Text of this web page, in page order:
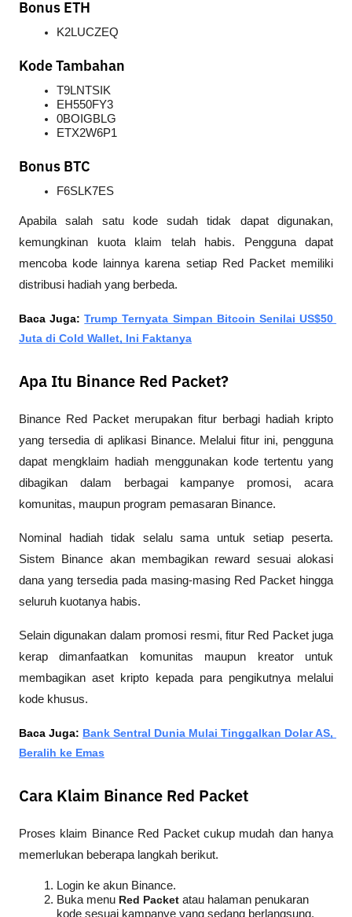
Bonus ETH
K2LUCZEQ
Kode Tambahan
T9LNTSIK
EH550FY3
0BOIGBLG
ETX2W6P1
Bonus BTC
F6SLK7ES
Apabila salah satu kode sudah tidak dapat digunakan,
kemungkinan kuota klaim telah habis. Pengguna dapat
mencoba kode lainnya karena setiap Red Packet memiliki
distribusi hadiah yang berbeda.
Baca Juga: Trump Ternyata Simpan Bitcoin Senilai US$50
Juta di Cold Wallet, Ini Faktanya
Apa Itu Binance Red Packet?
Binance Red Packet merupakan fitur berbagi hadiah kripto
yang tersedia di aplikasi Binance. Melalui fitur ini, pengguna
dapat mengklaim hadiah menggunakan kode tertentu yang
dibagikan dalam berbagai kampanye promosi, acara
komunitas, maupun program pemasaran Binance.
Nominal hadiah tidak selalu sama untuk setiap peserta.
Sistem Binance akan membagikan reward sesuai alokasi
dana yang tersedia pada masing-masing Red Packet hingga
seluruh kuotanya habis.
Selain digunakan dalam promosi resmi, fitur Red Packet juga
kerap dimanfaatkan komunitas maupun kreator untuk
membagikan aset kripto kepada para pengikutnya melalui
kode khusus.
Baca Juga: Bank Sentral Dunia Mulai Tinggalkan Dolar AS,
Beralih ke Emas
Cara Klaim Binance Red Packet
Proses klaim Binance Red Packet cukup mudah dan hanya
memerlukan beberapa langkah berikut.
Login ke akun Binance.
Buka menu Red Packet atau halaman penukaran
kode sesuai kampanye yang sedang berlangsung.